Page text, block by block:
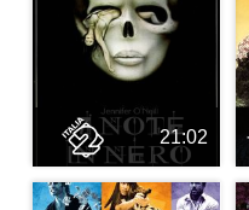
21:02